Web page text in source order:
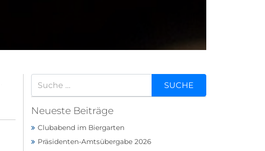
Neueste Beiträge
Clubabend im Biergarten
Präsidenten-Amtsübergabe 2026